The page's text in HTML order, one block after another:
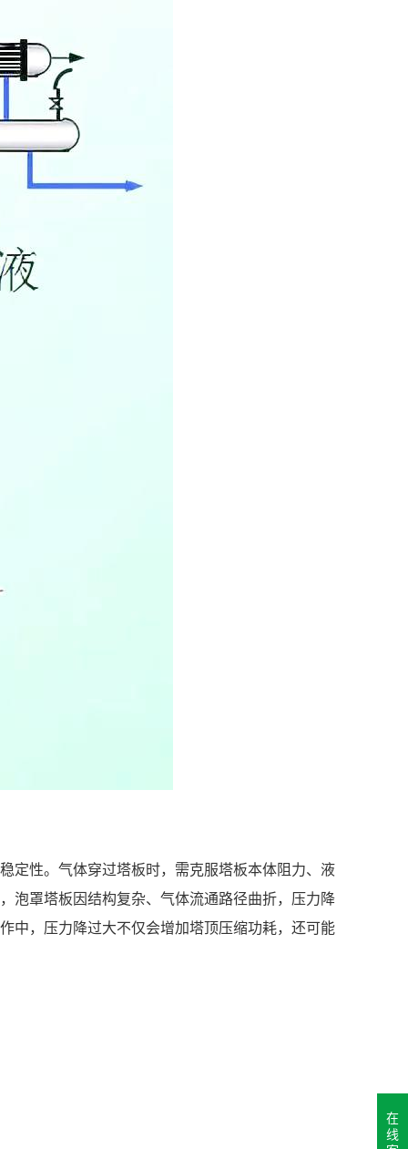
定性。气体穿过塔板时，需克服塔板本体阻力、液
泡罩塔板因结构复杂、气体流通路径曲折，压力降
中，压力降过大不仅会增加塔顶压缩功耗，还可能
在
线